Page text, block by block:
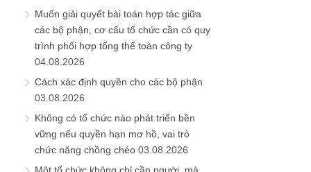
Muốn giải quyết bài toán hợp tác giữa
các bộ phận, cơ cấu tổ chức cần có quy
trình phối hợp tổng thể toàn công ty
04.08.2026
Cách xác định quyền cho các bộ phận
03.08.2026
Không có tổ chức nào phát triển bền
vững nếu quyền hạn mơ hồ, vai trò
chức năng chồng chéo 03.08.2026